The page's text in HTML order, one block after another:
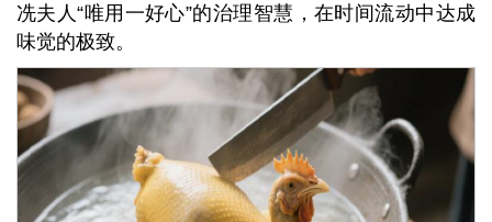
冼夫人“唯用一好心”的治理智慧，在时间流动中达成
味觉的极致。